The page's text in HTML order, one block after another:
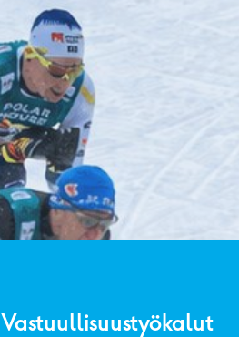
Vastuullisuustyökalut